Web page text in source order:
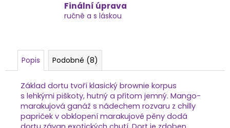
Finální úprava
ručně a s láskou
Popis Podobné (8)
Základ dortu tvoří klasický brownie korpus
s lehkými piškoty, hutný a přitom jemný. Mango-
marakujová ganáž s nádechem rozvaru z chilly
papriček v obklopení marakujové pěny dodá